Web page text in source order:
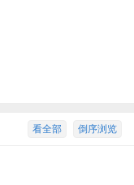
倒序浏览
看全部